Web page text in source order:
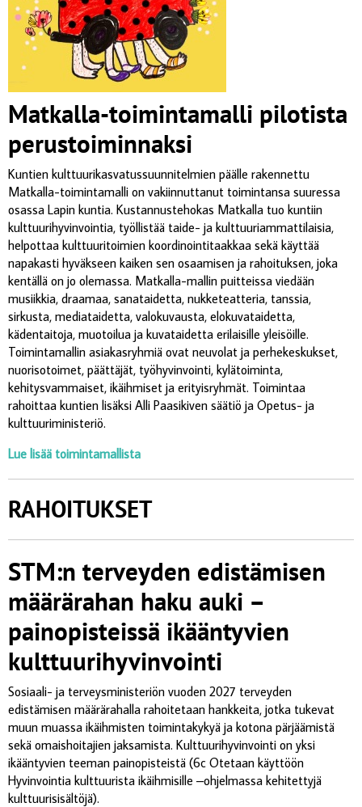
Matkalla-toimintamalli pilotista
perustoiminnaksi
Kuntien kulttuurikasvatussuunnitelmien päälle rakennettu
Matkalla-toimintamalli on vakiinnuttanut toimintansa suuressa
osassa Lapin kuntia. Kustannustehokas Matkalla tuo kuntiin
kulttuurihyvinvointia, työllistää taide- ja kulttuuriammattilaisia,
helpottaa kulttuuritoimien koordinointitaakkaa sekä käyttää
napakasti hyväkseen kaiken sen osaamisen ja rahoituksen, joka
kentällä on jo olemassa. Matkalla-mallin puitteissa viedään
musiikkia, draamaa, sanataidetta, nukketeatteria, tanssia,
sirkusta, mediataidetta, valokuvausta, elokuvataidetta,
kädentaitoja, muotoilua ja kuvataidetta erilaisille yleisöille.
Toimintamallin asiakasryhmiä ovat neuvolat ja perhekeskukset,
nuorisotoimet, päättäjät, työhyvinvointi, kylätoiminta,
kehitysvammaiset, ikäihmiset ja erityisryhmät. Toimintaa
rahoittaa kuntien lisäksi Alli Paasikiven säätiö ja Opetus- ja
kulttuuriministeriö.
Lue lisää toimintamallista
RAHOITUKSET
STM:n terveyden edistämisen
määrärahan haku auki –
painopisteissä ikääntyvien
kulttuurihyvinvointi
Sosiaali- ja terveysministeriön vuoden 2027 terveyden
edistämisen määrärahalla rahoitetaan hankkeita, jotka tukevat
muun muassa ikäihmisten toimintakykyä ja kotona pärjäämistä
sekä omaishoitajien jaksamista. Kulttuurihyvinvointi on yksi
ikääntyvien teeman painopisteistä (6c Otetaan käyttöön
Hyvinvointia kulttuurista ikäihmisille –ohjelmassa kehitettyjä
kulttuurisisältöjä).